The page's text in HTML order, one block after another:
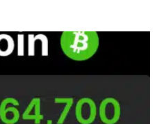
64 000 dollars avant